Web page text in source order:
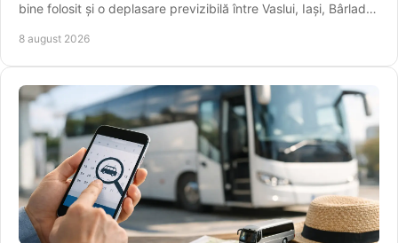
bine folosit și o deplasare previzibilă între Vaslui, Iași, Bârlad și
8 august 2026